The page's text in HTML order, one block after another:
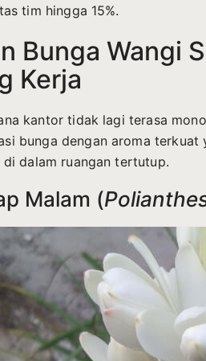
tim hingga 15%.
Bunga Wangi
Kerja
kantor tidak lagi terasa
bunga dengan aroma
dalam ruangan tertutup.
Malam (